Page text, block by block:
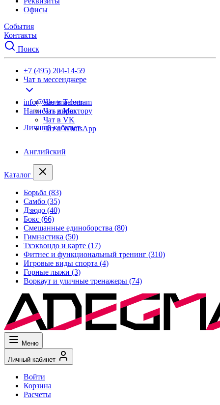
Офисы
События
Контакты
Поиск
+7 (495) 204-14-59
Чат в мессенджере
Чат в Telegram
Чат в Max
Чат в VK
Чат в WhatsApp
info@adegma.com
Написать директору
Личный кабинет
Английский
Каталог
Борьба (83)
Самбо (35)
Дзюдо (40)
Бокс (66)
Смешанные единоборства (80)
Гимнастика (50)
Тхэквондо и карте (17)
Фитнес и функциональный тренинг (310)
Игровые виды спорта (4)
Горные лыжи (3)
Воркаут и уличные тренажеры (74)
Меню
Личный кабинет
Войти
Корзина
Расчеты